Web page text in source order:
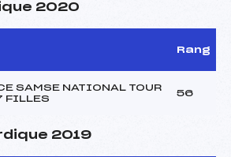
2020
Rang
SAMSE NATIONAL TOUR
FILLES
56
2019